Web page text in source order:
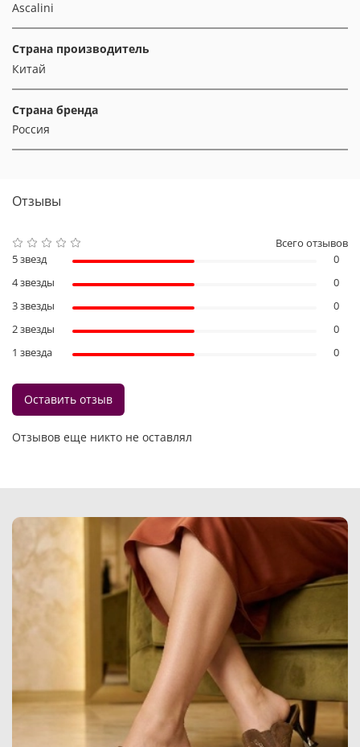
Ascalini
Страна производитель
Китай
Страна бренда
Россия
Отзывы
Отзывов еще никто не оставлял
Всего отзывов
5 звезд
0
4 звезды
0
3 звезды
0
2 звезды
0
1 звезда
0
Оставить отзыв